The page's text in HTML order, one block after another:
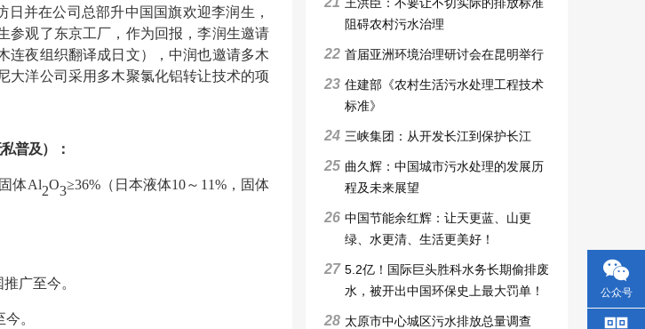
并在公司总部升中国国旗欢迎李润生，
参观了东京工厂，作为回报，李润生邀请
连夜组织翻译成日文），中润也邀请多木
大洋公司采用多木聚氯化铝转让技术的项
普及）：
体Al2O3≥36%（日本液体10～11%，固体
推广至今。
。
阻碍农村污水治理
22 首届亚洲环境治理研讨会在昆明举行
23 住建部《农村生活污水处理工程技术
标准》
24 三峡集团：从开发长江到保护长江
25 曲久辉：中国城市污水处理的发展历
程及未来展望
26 中国节能余红辉：让天更蓝、山更
绿、水更清、生活更美好！
27 5.2亿！国际巨头胜科水务长期偷排废
水，被开出中国环保史上最大罚单！
28 太原市中心城区污水排放总量调查
公众号